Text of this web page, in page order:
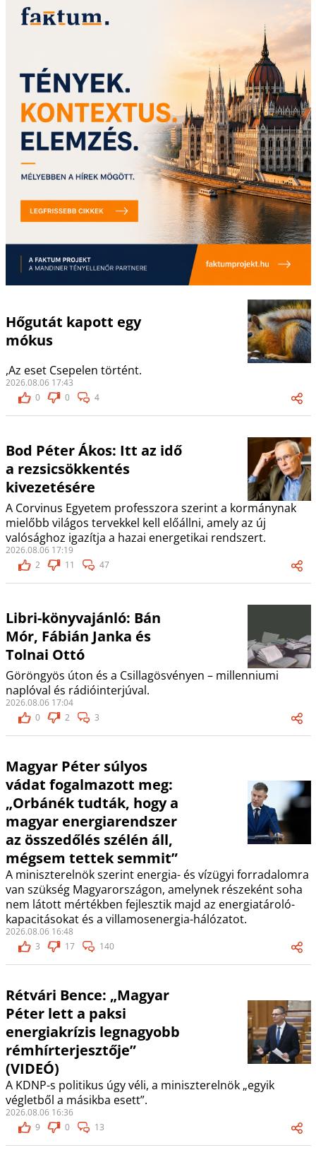
Hőgutát kapott egy
mókus
,Az eset Csepelen történt.
2026.08.06 17:43
0
0 4
Bod Péter Ákos: Itt az idő
a rezsicsökkentés
kivezetésére
A Corvinus Egyetem professzora szerint a kormánynak
mielőbb világos tervekkel kell előállni, amely az új
valósághoz igazítja a hazai energetikai rendszert.
2026.08.06 17:19
2
11 47
Libri-könyvajánló: Bán
Mór, Fábián Janka és
Tolnai Ottó
Göröngyös úton és a Csillagösvényen – millenniumi
naplóval és rádióinterjúval.
2026.08.06 17:04
0
2 3
Magyar Péter súlyos
vádat fogalmazott meg:
„Orbánék tudták, hogy a
magyar energiarendszer
az összedőlés szélén áll,
mégsem tettek semmit”
A miniszterelnök szerint energia- és vízügyi forradalomra
van szükség Magyarországon, amelynek részeként soha
nem látott mértékben fejlesztik majd az energiatároló-
kapacitásokat és a villamosenergia-hálózatot.
2026.08.06 16:48
3
17 140
Rétvári Bence: „Magyar
Péter lett a paksi
energiakrízis legnagyobb
rémhírterjesztője”
(VIDEÓ)
A KDNP-s politikus úgy véli, a miniszterelnök „egyik
végletből a másikba esett”.
2026.08.06 16:36
9
0 13